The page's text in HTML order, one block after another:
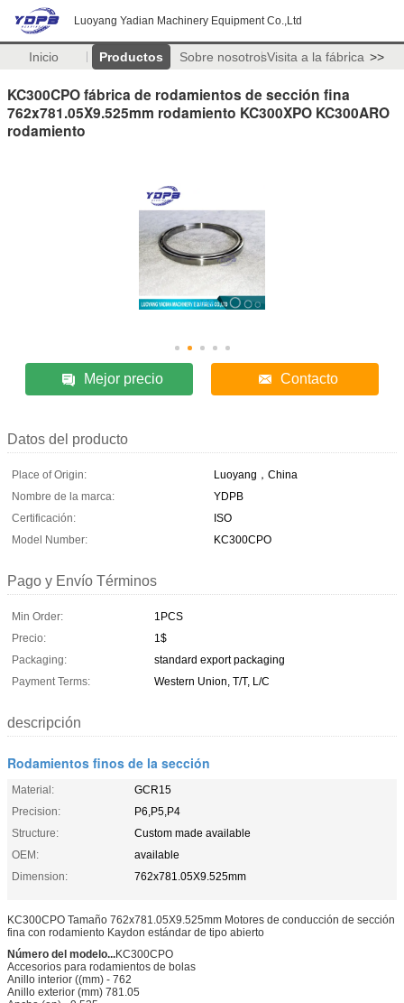
Luoyang Yadian Machinery Equipment Co.,Ltd
Inicio Productos Sobre nosotrosVisita a la fábrica >>
KC300CPO fábrica de rodamientos de sección fina
762x781.05X9.525mm rodamiento KC300XPO KC300ARO
rodamiento
Mejor precio Contacto
Datos del producto
Place of Origin:
Luoyang，China
Nombre de la marca:
YDPB
Certificación:
ISO
Model Number:
KC300CPO
Pago y Envío Términos
Min Order:
1PCS
Precio:
1$
Packaging:
standard export packaging
Payment Terms:
Western Union, T/T, L/C
descripción
Rodamientos finos de la sección
Material:
GCR15
Precision:
P6,P5,P4
Structure:
Custom made available
OEM:
available
Dimension:
762x781.05X9.525mm
KC300CPO Tamaño 762x781.05X9.525mm Motores de conducción de sección
fina con rodamiento Kaydon estándar de tipo abierto
Número del modelo...KC300CPO
Accesorios para rodamientos de bolas
Anillo interior ((mm) - 762
Anillo exterior (mm) 781.05